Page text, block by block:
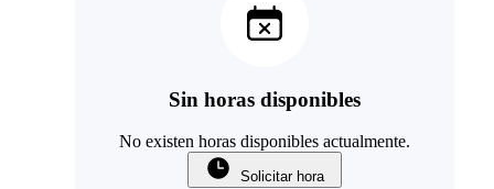
Sin horas disponibles
No existen horas disponibles actualmente.
Solicitar hora